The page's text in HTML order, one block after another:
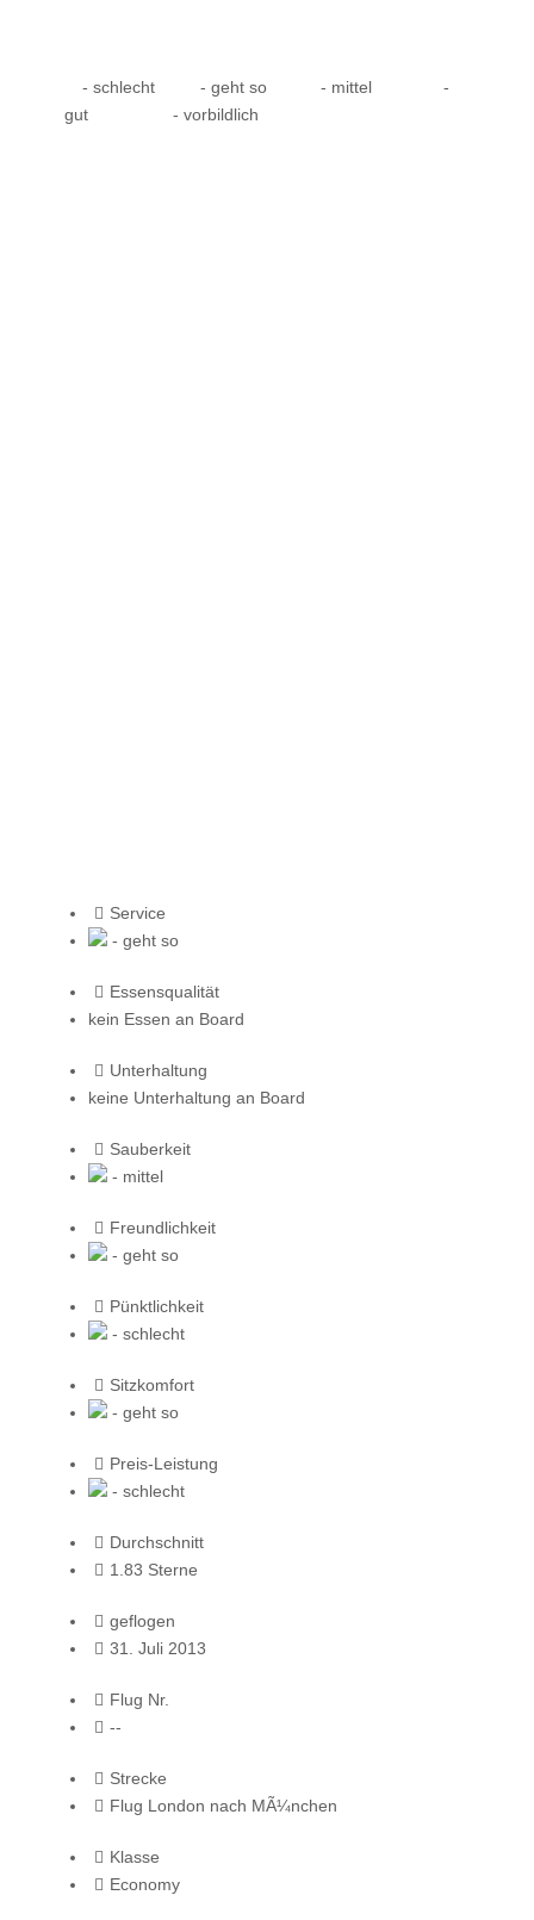
- schlecht - geht so - mittel
-
gut
- vorbildlich
Service
- geht so
Essensqualität
kein Essen an Board
Unterhaltung
keine Unterhaltung an Board
Sauberkeit
- mittel
Freundlichkeit
- geht so
Pünktlichkeit
- schlecht
Sitzkomfort
- geht so
Preis-Leistung
- schlecht
Durchschnitt
1.83 Sterne
geflogen
31. Juli 2013
Flug Nr.
--
Strecke
Flug London nach MÃ¼nchen
Klasse
Economy